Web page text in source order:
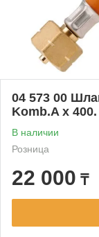
04 573 00
Komb.A x
В наличии
Розница
22 000 ₸